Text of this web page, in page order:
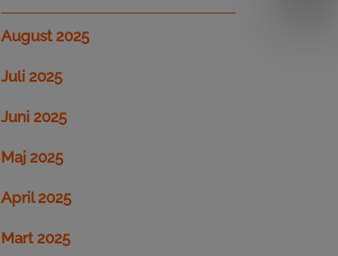
August 2025
Juli 2025
Juni 2025
Maj 2025
April 2025
Mart 2025